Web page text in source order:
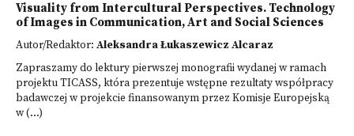
Visuality from Intercultural Perspectives. Technology
of Images in Communication, Art and Social Sciences
Autor/Redaktor: Aleksandra Łukaszewicz Alcaraz
Zapraszamy do lektury pierwszej monografii wydanej w ramach
projektu TICASS, która prezentuje wstępne rezultaty współpracy
badawczej w projekcie finansowanym przez Komisje Europejską
w (...)